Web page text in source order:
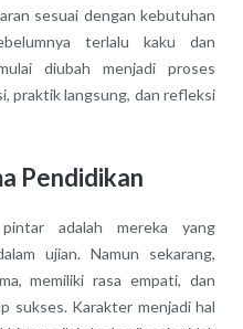
sesuai dengan kebutuhan
terlalu kaku dan
diubah menjadi proses
praktik langsung, dan refleksi
Pendidikan
adalah mereka yang
ujian. Namun sekarang,
memiliki rasa empati, dan
sukses. Karakter menjadi hal